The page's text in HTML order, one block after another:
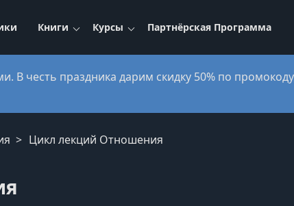
Книги Курсы Партнёрская Программа
В честь праздника дарим скидку 50% по промокоду
Цикл лекций Отношения